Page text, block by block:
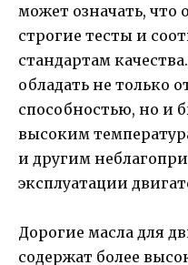
может означать, что
строгие тесты и
стандартам
обладать не только
способностью, но и
высоким
и другим
эксплуатации
Дорогие масла для
содержат более